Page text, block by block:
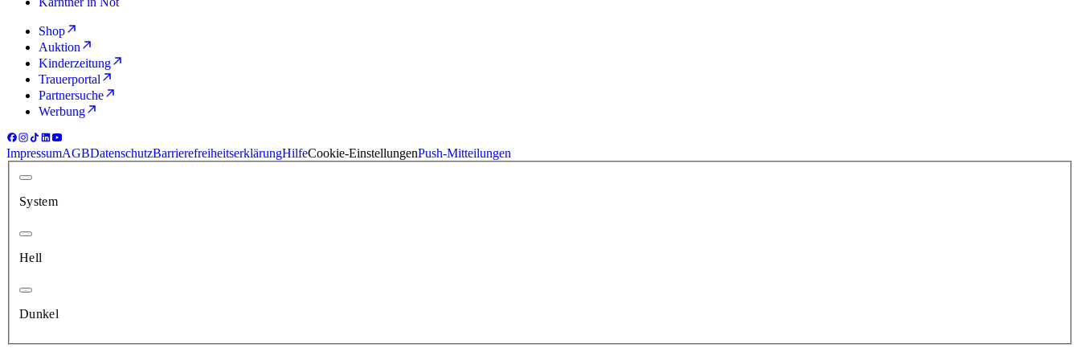
Shop
Auktion
Kinderzeitung
Trauerportal
Partnersuche
Werbung
ImpressumAGBDatenschutzBarrierefreiheitserklärungHilfeCookie-EinstellungenPush-Mitteilungen
System
Hell
Dunkel